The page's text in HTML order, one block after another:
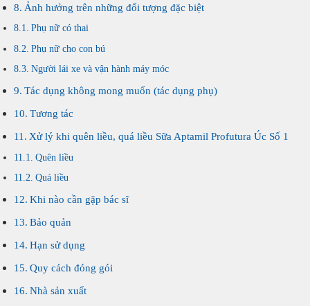
Ảnh hưởng trên những đối tượng đặc biệt
Phụ nữ có thai
Phụ nữ cho con bú
Người lái xe và vận hành máy móc
Tác dụng không mong muốn (tác dụng phụ)
Tương tác
Xử lý khi quên liều, quá liều Sữa Aptamil Profutura Úc Số 1
Quên liều
Quá liều
Khi nào cần gặp bác sĩ
Bảo quản
Hạn sử dụng
Quy cách đóng gói
Nhà sản xuất